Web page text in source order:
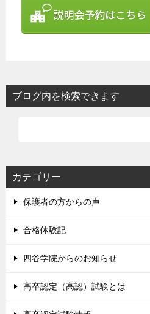
ブログ内を検索できます
カテゴリー
保護者の方からの声
合格体験記
四谷学院からのお知らせ
高卒認定（高認）試験とは